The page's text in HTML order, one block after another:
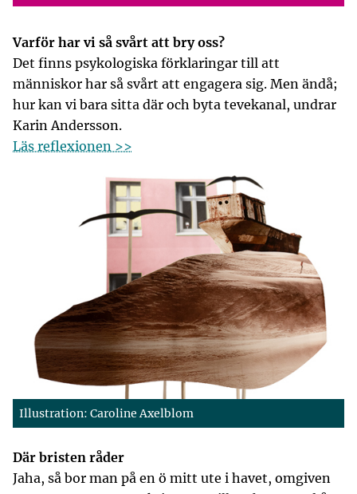
Varför har vi så svårt att bry oss?
Det finns psykologiska förklaringar till att
människor har så svårt att engagera sig. Men ändå;
hur kan vi bara sitta där och byta tevekanal, undrar
Karin Andersson.
Läs reflexionen >>
Illustration: Caroline Axelblom
Där bristen råder
Jaha, så bor man på en ö mitt ute i havet, omgiven